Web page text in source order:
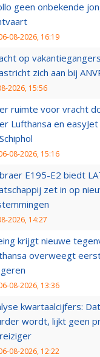
geen onbekende
08-2026, 16:19
op
zich aan bij
2026, 15:56
ruimte voor vracht
Lufthansa en
08-2026, 15:16
E195-E2 biedt
zet in op
2026, 14:27
krijgt nieuwe
overweegt
08-2026, 13:36
kwartaalcijfers:
wordt, lijkt geen
08-2026, 12:22